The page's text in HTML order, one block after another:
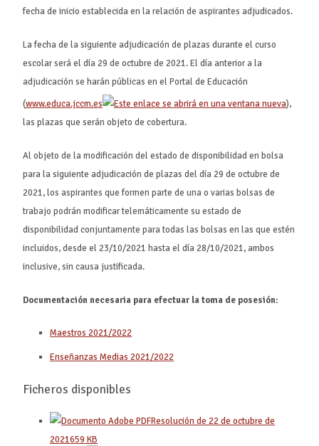
fecha de inicio establecida en la relación de aspirantes adjudicados.
La fecha de la siguiente adjudicación de plazas durante el curso
escolar será el día 29 de octubre de 2021. El día anterior a la
adjudicación se harán públicas en el Portal de Educación
(www.educa.jccm.es
),
las plazas que serán objeto de cobertura.
Al objeto de la modificación del estado de disponibilidad en bolsa
para la siguiente adjudicación de plazas del día 29 de octubre de
2021, los aspirantes que formen parte de una o varias bolsas de
trabajo podrán modificar telemáticamente su estado de
disponibilidad conjuntamente para todas las bolsas en las que estén
incluidos, desde el 23/10/2021 hasta el día 28/10/2021, ambos
inclusive, sin causa justificada.
Documentación necesaria para efectuar la toma de posesión:
Maestros 2021/2022
Enseñanzas Medias 2021/2022
Ficheros disponibles
Resolución de 22 de octubre de
2021659KB